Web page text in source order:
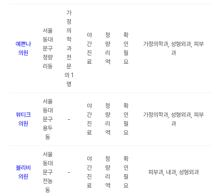
예쁜나
의원
서울
동대
문구
청량
리동
가
정
의
학
과
전
문
의 1
명
야
간
진
료
청
량
리
역
확
인
필
요
가정의학과, 성형외과, 피부
과
뷰티크
의원
서울
동대
문구
용두
동
-
야
간
진
료
청
량
리
역
확
인
필
요
가정의학과, 성형외과, 피부
과
블리비
의원
서울
동대
문구
전농
동
-
야
간
진
료
청
량
리
역
확
인
필
요
피부과, 내과, 성형외과